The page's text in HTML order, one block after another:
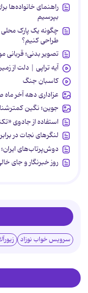
راهنمای خانواده‌ها
بپرسیم
چگونه یک پارک محلی
طراحی کنیم؟
تصویر بدنی؛ قربانی
آیه تراپی | دلت از
کاسبان جنگ
عزاداری دهه آخر ماه
جوین؛ نگین
استفاده از جادوی
لنگرهای نجات در
دوش‌پرتاب‌های
روز خبرنگار و جای
سرویس خواب نوزاد